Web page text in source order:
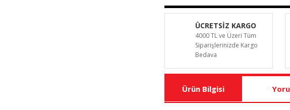
ÜCRETSİZ KARGO
4000 TL ve Üzeri Tüm
Siparişlerinizde Kargo
Bedava
Ürün Bilgisi